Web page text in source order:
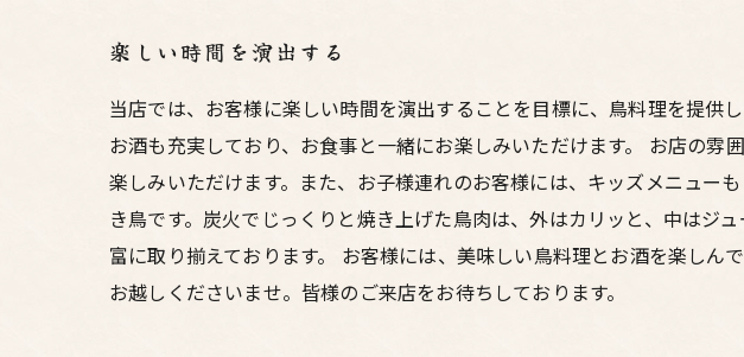
楽しい時間を演出する
当店では、お客様に楽しい時間を演出することを目標に、鳥料理を提供
お酒も充実しており、お食事と一緒にお楽しみいただけます。 お店の
楽しみいただけます。また、お子様連れのお客様には、キッズメニュー
き鳥です。炭火でじっくりと焼き上げた鳥肉は、外はカリッと、中はジ
富に取り揃えております。 お客様には、美味しい鳥料理とお酒を楽し
お越しくださいませ。皆様のご来店をお待ちしております。